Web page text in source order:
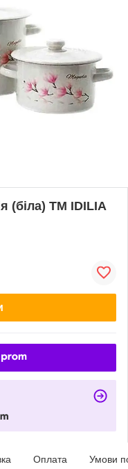
(біла) ТМ IDILIA
Оплата Умови